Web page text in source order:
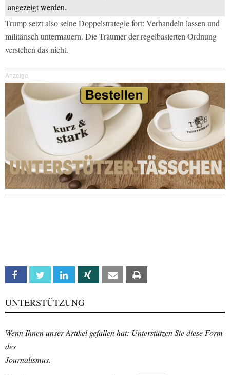
angezeigt werden.
Trump setzt also seine Doppelstrategie fort: Verhandeln lassen und
militärisch untermauern. Die Träumer der regelbasierten Ordnung
verstehen das nicht.
Anzeige
Facebook Twitter Linkedin Xing Email
UNTERSTÜTZUNG
Wenn Ihnen unser Artikel gefallen hat: Unterstützen Sie diese Form
des
Journalismus.